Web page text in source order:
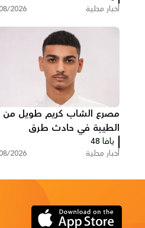
أخبار محلية 2026
مصرع الشاب كريم طويل من
الطيبة في حادث طرق
يافا 48
أخبار محلية 2026